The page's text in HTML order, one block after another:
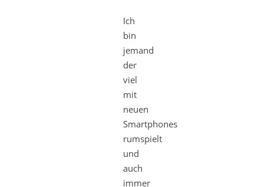
Ich
bin
jemand
der
viel
mit
neuen
Smartphones
rumspielt
und
auch
immer